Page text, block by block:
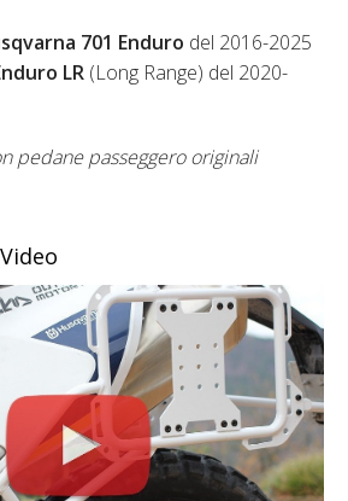
701 Enduro del 2016-2025
LR (Long Range) del 2020-
pedane passeggero originali